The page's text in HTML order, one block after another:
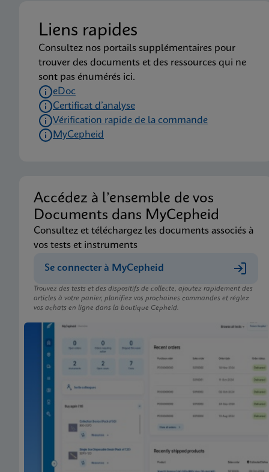
Liens rapides
Consultez nos portails supplémentaires pour
trouver des documents et des ressources qui ne
sont pas énumérés ici.
eDoc
Certificat d’analyse
Vérification rapide de la commande
MyCepheid
Accédez à l’ensemble de vos
Documents dans MyCepheid
Consultez et téléchargez les documents associés à
vos tests et instruments
Se connecter à MyCepheid
Trouvez des tests et des dispositifs de collecte, ajoutez rapidement des
articles à votre panier, planifiez vos prochaines commandes et réglez
vos achats en ligne dans la boutique Cepheid.